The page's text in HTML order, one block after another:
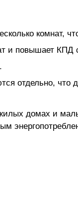
комнат,
и повышает КПД
отдельно, что
домах и